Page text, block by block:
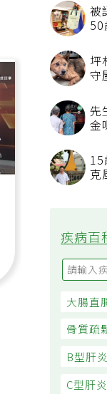
疾病百